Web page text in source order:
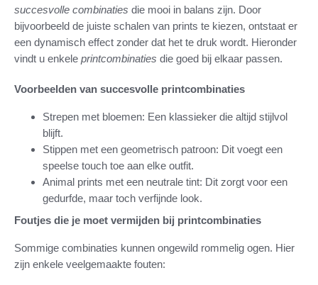
succesvolle combinaties die mooi in balans zijn. Door
bijvoorbeeld de juiste schalen van prints te kiezen, ontstaat er
een dynamisch effect zonder dat het te druk wordt. Hieronder
vindt u enkele printcombinaties die goed bij elkaar passen.
Voorbeelden van succesvolle printcombinaties
Strepen met bloemen: Een klassieker die altijd stijlvol
blijft.
Stippen met een geometrisch patroon: Dit voegt een
speelse touch toe aan elke outfit.
Animal prints met een neutrale tint: Dit zorgt voor een
gedurfde, maar toch verfijnde look.
Foutjes die je moet vermijden bij printcombinaties
Sommige combinaties kunnen ongewild rommelig ogen. Hier
zijn enkele veelgemaakte fouten: